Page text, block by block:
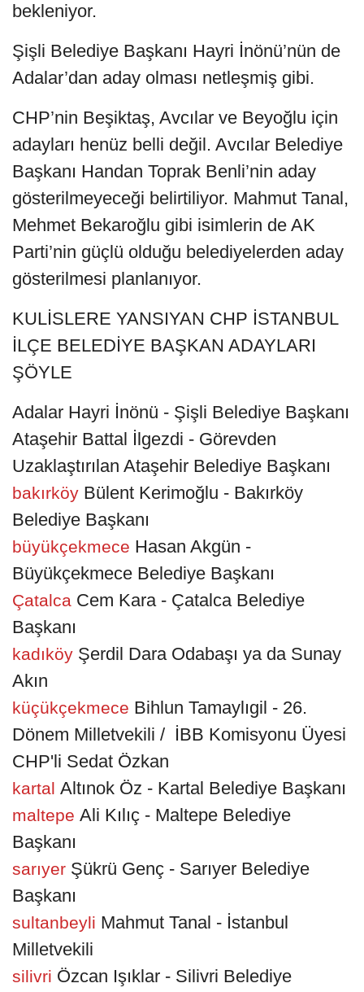
bekleniyor.
Şişli Belediye Başkanı Hayri İnönü’nün de
Adalar’dan aday olması netleşmiş gibi.
CHP’nin Beşiktaş, Avcılar ve Beyoğlu için
adayları henüz belli değil. Avcılar Belediye
Başkanı Handan Toprak Benli’nin aday
gösterilmeyeceği belirtiliyor. Mahmut Tanal,
Mehmet Bekaroğlu gibi isimlerin de AK
Parti’nin güçlü olduğu belediyelerden aday
gösterilmesi planlanıyor.
KULİSLERE YANSIYAN CHP İSTANBUL
İLÇE BELEDİYE BAŞKAN ADAYLARI
ŞÖYLE
Adalar Hayri İnönü - Şişli Belediye Başkanı
Ataşehir Battal İlgezdi - Görevden
Uzaklaştırılan Ataşehir Belediye Başkanı
bakırköy Bülent Kerimoğlu - Bakırköy
Belediye Başkanı
büyükçekmece Hasan Akgün -
Büyükçekmece Belediye Başkanı
Çatalca Cem Kara - Çatalca Belediye
Başkanı
kadıköy Şerdil Dara Odabaşı ya da Sunay
Akın
küçükçekmece Bihlun Tamaylıgil - 26.
Dönem Milletvekili / İBB Komisyonu Üyesi
CHP'li Sedat Özkan
kartal Altınok Öz - Kartal Belediye Başkanı
maltepe Ali Kılıç - Maltepe Belediye
Başkanı
sarıyer Şükrü Genç - Sarıyer Belediye
Başkanı
sultanbeyli Mahmut Tanal - İstanbul
Milletvekili
silivri Özcan Işıklar - Silivri Belediye